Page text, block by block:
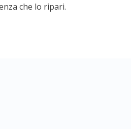
che lo ripari.